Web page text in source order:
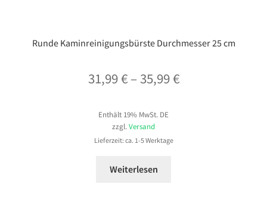
Runde Kaminreinigungsbürste Durchmesser 25 cm
31,99€ – 35,99€Preisspanne:
Enthält 19% MwSt. DE
zzgl.Versand
Lieferzeit: ca. 1-5 Werktage
Weiterlesen